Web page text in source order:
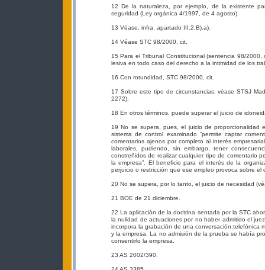
12 De la naturaleza, por ejemplo, de la existente
seguridad (Ley orgánica 4/1997, de 4 agosto).
13 Véase, infra, apartado III.2.B).a).
14 Véase STC 98/2000, cit.
15 Para el Tribunal Constitucional (sentencia 98/
lesiva en todo caso del derecho a la intimidad de los
16 Con rotundidad, STC 98/2000, cit.
17 Sobre este tipo de circunstancias, véase STSJ
2272).
18 En otros términos, puede superar el juicio de
19 No se supera, pues, el juicio de proporcionalidad
sistema de control examinado “permite captar
comentarios ajenos por completo al interés
laborales, pudiendo, sin embargo, tener
constreñidos de realizar cualquier tipo de comentario
la empresa”. El beneficio para el interés de la
perjuicio o restricción que ese empleo provoca sobre el
20 No se supera, por lo tanto, el juicio de necesidad
21 BOE de 21 diciembre.
22 La aplicación de la doctrina sentada por la STC
la nulidad de actuaciones por no haber admitido el
incorpora la grabación de una conversación
y la empresa. La no admisión de la prueba se había
consentirlo la empresa.
23 AS 2002/390.